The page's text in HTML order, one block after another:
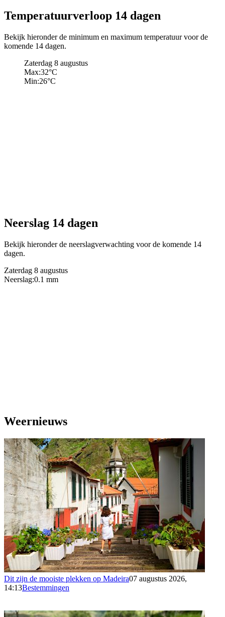
Temperatuurverloop 14 dagen
Bekijk hieronder de minimum en maximum temperatuur voor de
komende 14 dagen.
Zaterdag 8 augustus
Max:32°C
Min:26°C
Neerslag 14 dagen
Bekijk hieronder de neerslagverwachting voor de komende 14
dagen.
Zaterdag 8 augustus
Neerslag:0.1 mm
Weernieuws
Dit zijn de mooiste plekken op Madeira07 augustus 2026,
14:13Bestemmingen